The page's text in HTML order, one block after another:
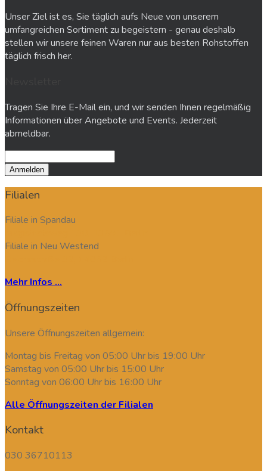
Unser Ziel ist es, Sie täglich aufs Neue von unserem
umfangreichen Sortiment zu begeistern - genau deshalb
stellen wir unsere feinen Waren nur aus besten Rohstoffen
täglich frisch her.
Tragen Sie Ihre E-Mail ein, und wir senden Ihnen regelmäßig
Informationen über Angebote und Events. Jederzeit
abmeldbar.
Filialen
Filiale in Spandau
Filiale in Neu Westend
Mehr Infos ...
Öffnungszeiten
Unsere Öffnungszeiten allgemein:
Montag bis Freitag von 05:00 Uhr bis 19:00 Uhr
Samstag von 05:00 Uhr bis 15:00 Uhr
Sonntag von 06:00 Uhr bis 16:00 Uhr
Alle Öffnungszeiten der Filialen
Kontakt
030 36710113